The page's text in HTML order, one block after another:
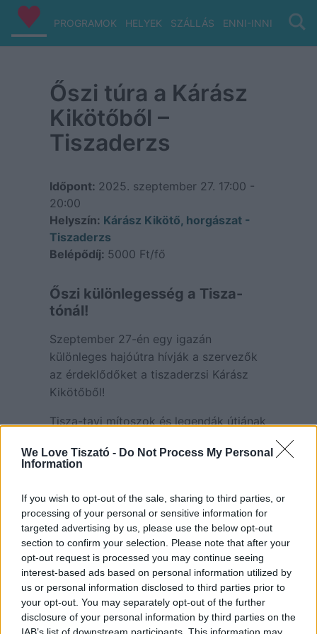
We Love Tiszató - Do Not Process My Personal
Information
If you wish to opt-out of the sale, sharing to third parties, or
processing of your personal or sensitive information for
targeted advertising by us, please use the below opt-out
section to confirm your selection. Please note that after your
opt-out request is processed you may continue seeing
interest-based ads based on personal information utilized by
us or personal information disclosed to third parties prior to
your opt-out. You may separately opt-out of the further
disclosure of your personal information by third parties on the
IAB’s list of downstream participants. This information may
PROGRAMOK HELYEK SZÁLLÁS ENNI-INNI VIZ/
Őszi túra a Kárász
Kikötőből –
Tiszaderzs
Időpont: 2025. szeptember 27. 17:00 -
20:00
Helyszín: Kárász Kikötő, horgászat -
Tiszaderzs
Belépődíj: 5000 Ft/fő
Őszi különlegesség a Tisza-
tónál!
Szeptember 27-én egy igazán
különleges hajóútra hívják a szervezők
az érdeklődőket a tiszaderzsi Kárász
Kikötőből!
Tisza-tavi mítoszok és legendák útjának
történelem mesél. A házigazda Kiss
szerzője, aki elvarázsolja a
hallgatóságot a tó rejtélyes
történeteivel.
Indulás: 15:00
Részvételi díj: 5000 Ft/fő
Jelentkezés: 06-30/628-9054
A helyek korlátozottak!!